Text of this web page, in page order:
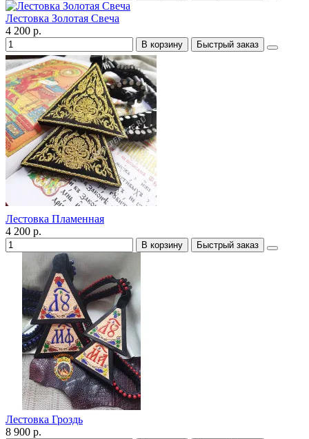
Лестовка Золотая Свеча
4 200 р.
В корзину Быстрый заказ
Лестовка Пламенная
4 200 р.
В корзину Быстрый заказ
Лестовка Гроздь
8 900 р.